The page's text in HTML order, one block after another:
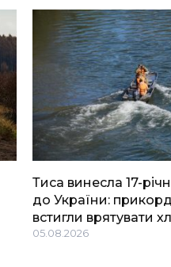
Тиса винесла 17-
до України:
встигли врятувати
05.08.2026